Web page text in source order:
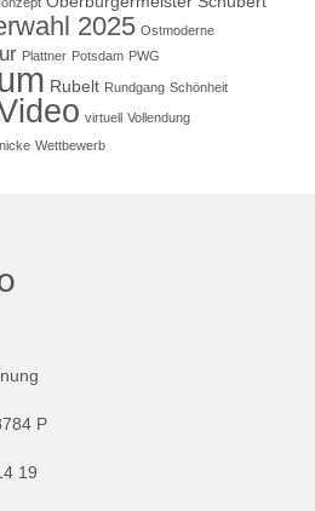
2025 Ostmoderne
Plattner Potsdam PWG
Rubelt Rundgang Schönheit
virtuell Vollendung
Wettbewerb
P
19